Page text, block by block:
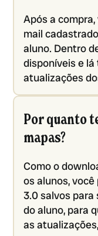
Após a
mail
aluno. Dentro
disponíveis e
atualizações
Por quanto
mapas?
Como o
os alunos,
3.0 salvos para
do aluno, para
as